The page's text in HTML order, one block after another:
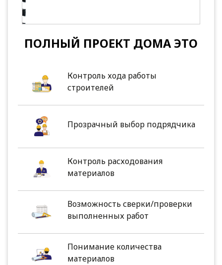
ПОЛНЫЙ ПРОЕКТ ДОМА ЭТО
Контроль хода работы
строителей
Прозрачный выбор подрядчика
Контроль расходования
материалов
Возможность сверки/проверки
выполненных работ
Понимание количества
материалов